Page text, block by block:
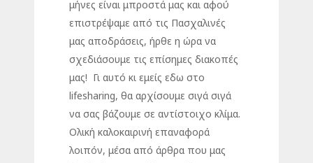
μήνες είναι μπροστά μας και αφού
επιστρέψαμε από τις Πασχαλινές
μας αποδράσεις, ήρθε η ώρα να
σχεδιάσουμε τις επίσημες διακοπές
μας! Γι αυτό κι εμείς εδω στο
lifesharing, θα αρχίσουμε σιγά σιγά
να σας βάζουμε σε αντίστοιχο κλίμα.
Ολική καλοκαιρινή επαναφορά
λοιπόν, μέσα από άρθρα που μας